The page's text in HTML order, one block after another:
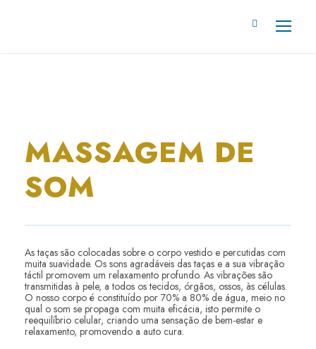
MASSAGEM DE
SOM
As taças são colocadas sobre o corpo vestido e percutidas com
muita suavidade. Os sons agradáveis das taças e a sua vibração
táctil promovem um relaxamento profundo. As vibrações são
transmitidas à pele, a todos os tecidos, órgãos, ossos, às células.
O nosso corpo é constituído por 70% a 80% de água, meio no
qual o som se propaga com muita eficácia, isto permite o
reequilíbrio celular, criando uma sensação de bem-estar e
relaxamento, promovendo a auto cura.